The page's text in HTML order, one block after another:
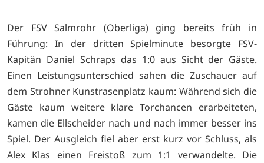
Der FSV Salmrohr (Oberliga) ging bereits früh in
Führung: In der dritten Spielminute besorgte FSV-
Kapitän Daniel Schraps das 1:0 aus Sicht der Gäste.
Einen Leistungsunterschied sahen die Zuschauer auf
dem Strohner Kunstrasenplatz kaum: Während sich die
Gäste kaum weitere klare Torchancen erarbeiteten,
kamen die Ellscheider nach und nach immer besser ins
Spiel. Der Ausgleich fiel aber erst kurz vor Schluss, als
Alex Klas einen Freistoß zum 1:1 verwandelte. Die